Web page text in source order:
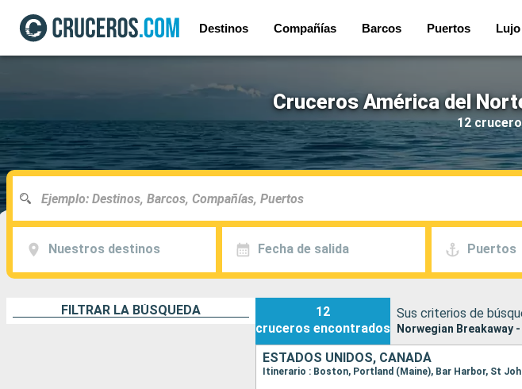
Destinos Compañías Barcos Puertos Lujo
Cruceros América del
12
Nuestros destinos Fecha de salida Puertos
FILTRAR LA BÚSQUEDA
12
cruceros encontrados
Sus criterios de
Norwegian Breakaway
ESTADOS UNIDOS, CANADÁ
Itinerario : Boston, Portland (Maine), Bar Harbor, St